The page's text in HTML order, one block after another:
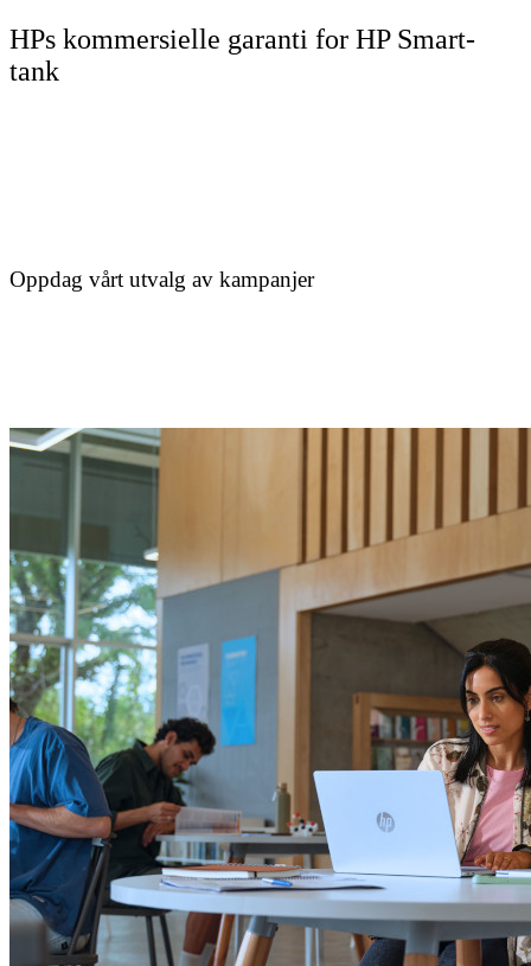
HPs kommersielle garanti for HP Smart-
tank
Oppdag vårt utvalg av kampanjer